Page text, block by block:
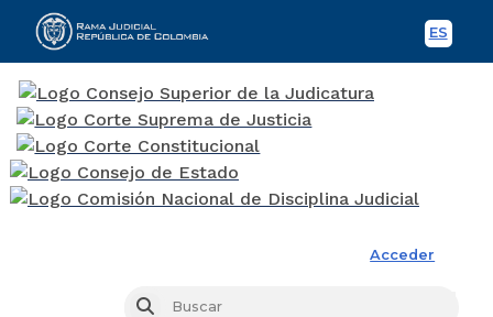
ES
Acceder
Buscar